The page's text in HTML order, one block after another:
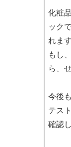
化粧
ック
れます
もし
ら、
今後
テス
確認